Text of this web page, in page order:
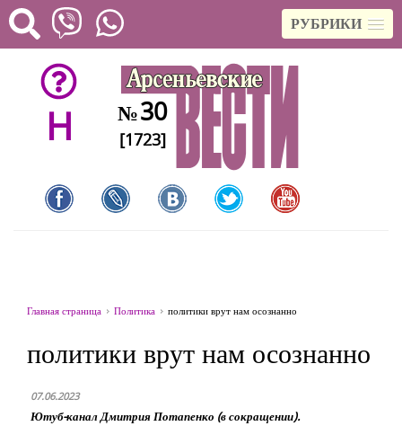
РУБРИКИ
H №30
[1723]
Главная страница Политика политики врут нам осознанно
политики врут нам осознанно
07.06.2023
Ютуб-канал Дмитрия Потапенко (в сокращении).